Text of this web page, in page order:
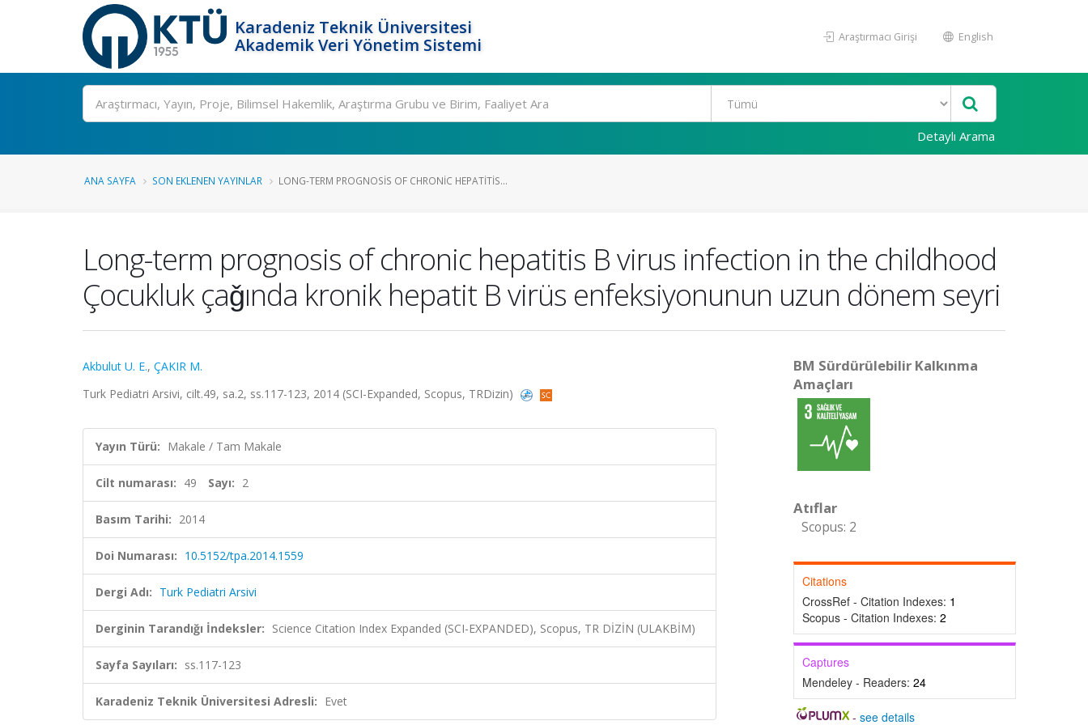
Karadeniz Teknik Üniversitesi
Akademik Veri Yönetim Sistemi
Araştırmacı Girişi English
Ara
Detaylı Arama
ANA SAYFA SON EKLENEN YAYINLAR LONG-TERM PROGNOSIS OF CHRONIC HEPATITIS...
Long-term prognosis of chronic hepatitis B virus infection in the childhood
Çocukluk çaǧında kronik hepatit B virüs enfeksiyonunun uzun dönem seyri
Akbulut U. E., ÇAKIR M.
Turk Pediatri Arsivi, cilt.49, sa.2, ss.117-123, 2014 (SCI-Expanded, Scopus, TRDizin)
Yayın Türü: Makale / Tam Makale
Cilt numarası: 49 Sayı: 2
Basım Tarihi: 2014
Doi Numarası: 10.5152/tpa.2014.1559
Dergi Adı: Turk Pediatri Arsivi
Derginin Tarandığı İndeksler: Science Citation Index Expanded (SCI-EXPANDED), Scopus, TR DİZİN (ULAKBİM)
Sayfa Sayıları: ss.117-123
Karadeniz Teknik Üniversitesi Adresli: Evet
BM Sürdürülebilir Kalkınma
Amaçları
Atıflar
Scopus: 2
Citations
CrossRef - Citation Indexes: 1
Scopus - Citation Indexes: 2
Captures
Mendeley - Readers: 24
-see details